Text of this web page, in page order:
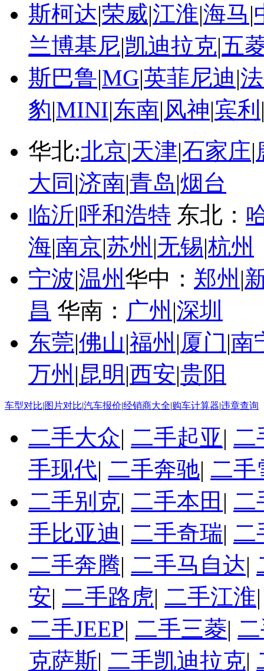
斯柯达|荣威|江淮|海马|
兰博基尼|凯迪拉克|五
斯巴鲁|MG|英菲尼迪|
豹|MINI|东南|风神|宾利
华北:北京|天津|石家庄|
大同 |济南|青岛|烟台
临沂|呼和浩特 东北：
海|南京|苏州 |无锡|杭州
宁波|温州华中： 郑州 |
昌 华南： 广州 |深圳
东莞|佛山|福州 |厦门|南
万州 |昆明 |西安|贵阳
车型对比|图片对比|汽车报价|经销商大全|购车计算器|违章查询
二手大众| 二手起亚| 二
手现代| 二手奔驰| 二手
二手别克| 二手本田 | 二
手比亚迪| 二手奇瑞| 二
二手奔腾| 二手马自达|
安| 二手路虎| 二手江淮
二手JEEP| 二手三菱|
克萨斯| 二手凯迪拉克|